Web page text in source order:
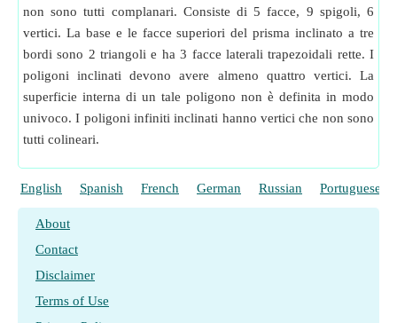
non sono tutti complanari. Consiste di 5 facce, 9 spigoli, 6
vertici. La base e le facce superiori del prisma inclinato a tre
bordi sono 2 triangoli e ha 3 facce laterali trapezoidali rette. I
poligoni inclinati devono avere almeno quattro vertici. La
superficie interna di un tale poligono non è definita in modo
univoco. I poligoni infiniti inclinati hanno vertici che non sono
tutti colineari.
English Spanish French German Russian Portuguese
About
Contact
Disclaimer
Terms of Use